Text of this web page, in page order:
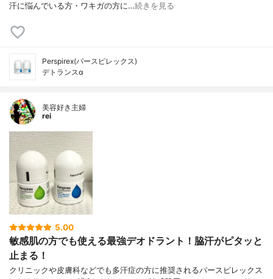
汗に悩んでいる方・ワキガの方に…続きを見る
Perspirex(パースピレックス)
デトランスα
美容好き主婦
rei
5.00
敏感肌の方でも使える最強デオドラント！脇汗がピタッと
止まる！
クリニックや皮膚科などでも多汗症の方に推奨されるパースピレックス